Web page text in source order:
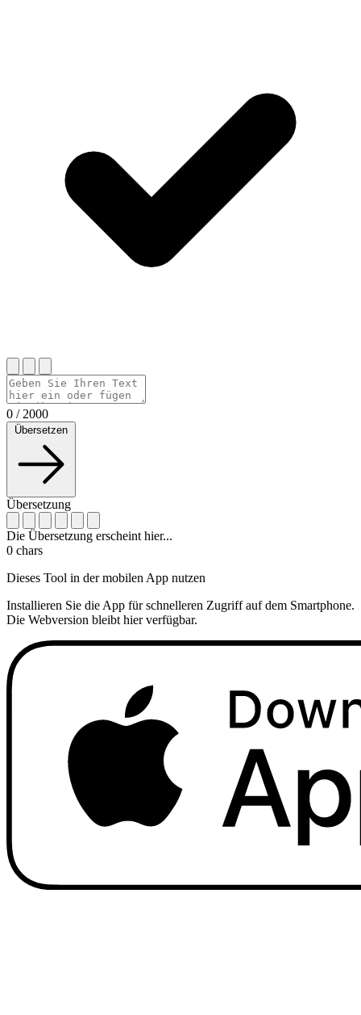
0 / 2000
Übersetzen
Übersetzung
Die Übersetzung erscheint hier...
0 chars
Dieses Tool in der mobilen App nutzen
Installieren Sie die App für schnelleren Zugriff auf dem Smartphone.
Die Webversion bleibt hier verfügbar.